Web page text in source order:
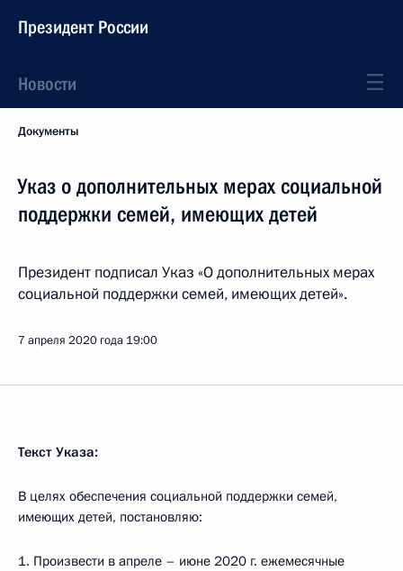
Президент России
Новости
Документы
Указ о дополнительных мерах социальной
поддержки семей, имеющих детей
Президент подписал Указ «О дополнительных мерах
социальной поддержки семей, имеющих детей».
7 апреля 2020 года 19:00
Текст Указа:
В целях обеспечения социальной поддержки семей,
имеющих детей, постановляю:
1. Произвести в апреле – июне 2020 г. ежемесячные